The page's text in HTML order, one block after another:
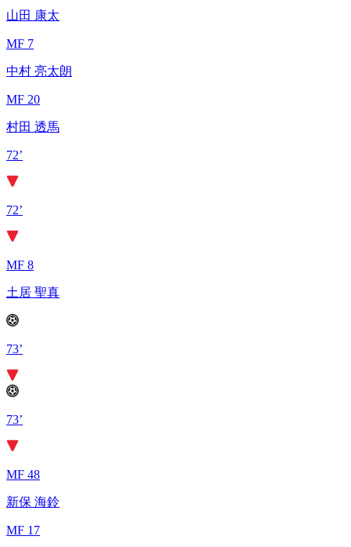
山田 康太
MF 7
中村 亮太朗
MF 20
村田 透馬
72’
72’
MF 8
土居 聖真
73’
73’
MF 48
新保 海鈴
MF 17